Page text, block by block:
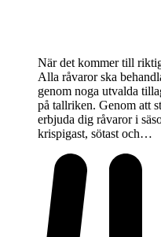
När det kommer till
Alla råvaror ska
genom noga utvalda
på tallriken. Genom att
erbjuda dig råvaror i
krispigast, sötast och…